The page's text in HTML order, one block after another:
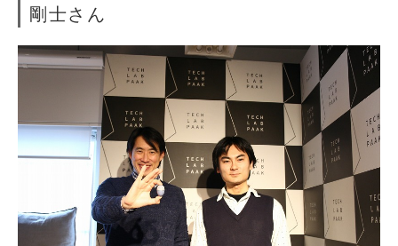
剛士さん